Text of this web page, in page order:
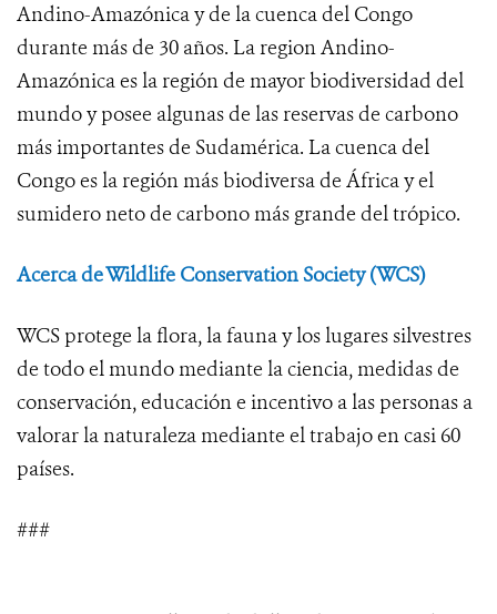
Andino-Amazónica y de la cuenca del Congo
durante más de 30 años. La region Andino-
Amazónica es la región de mayor biodiversidad del
mundo y posee algunas de las reservas de carbono
más importantes de Sudamérica. La cuenca del
Congo es la región más biodiversa de África y el
sumidero neto de carbono más grande del trópico.
Acerca de Wildlife Conservation Society (WCS)
WCS protege la flora, la fauna y los lugares silvestres
de todo el mundo mediante la ciencia, medidas de
conservación, educación e incentivo a las personas a
valorar la naturaleza mediante el trabajo en casi 60
países.
###